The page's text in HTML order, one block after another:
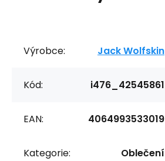
Výrobce: Jack Wolfskin
Kód: i476_42545861
EAN: 4064993533019
Kategorie: Oblečení